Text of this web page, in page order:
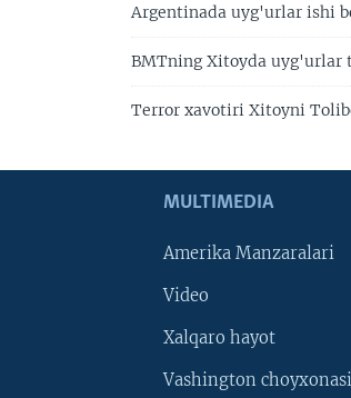
Argentinada uyg'urlar ishi
BMTning Xitoyda uyg'urlar
Terror xavotiri Xitoyni
MULTIMEDIA
Amerika Manzaralari
Video
Xalqaro hayot
Vashington choyxonasi